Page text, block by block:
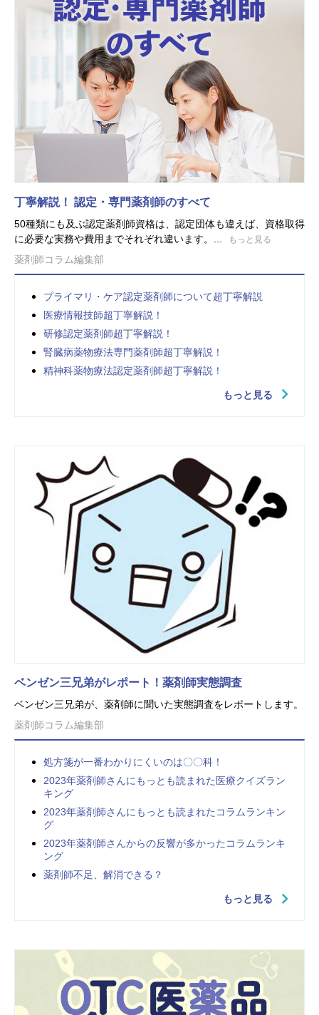
丁寧解説！ 認定・専門薬剤師のすべて
50種類にも及ぶ認定薬剤師資格は、認定団体も違えば、資格取得
に必要な実務や費用までそれぞれ違います。...
もっと見る
薬剤師コラム編集部
プライマリ・ケア認定薬剤師について超丁寧解説
医療情報技師超丁寧解説！
研修認定薬剤師超丁寧解説！
腎臓病薬物療法専門薬剤師超丁寧解説！
精神科薬物療法認定薬剤師超丁寧解説！
もっと見る
ベンゼン三兄弟がレポート！薬剤師実態調査
ベンゼン三兄弟が、薬剤師に聞いた実態調査をレポートします。
薬剤師コラム編集部
処方箋が一番わかりにくいのは〇〇科！
2023年薬剤師さんにもっとも読まれた医療クイズラン
キング
2023年薬剤師さんにもっとも読まれたコラムランキン
グ
2023年薬剤師さんからの反響が多かったコラムランキ
ング
薬剤師不足、解消できる？
もっと見る